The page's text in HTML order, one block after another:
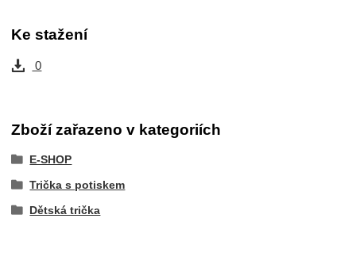
Ke stažení
0
Zboží zařazeno v kategoriích
E-SHOP
Trička s potiskem
Dětská trička